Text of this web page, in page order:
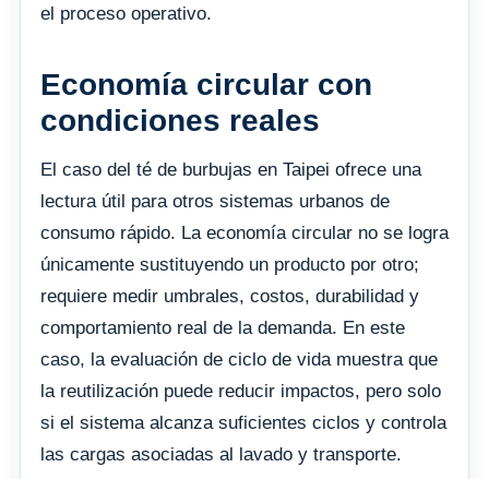
el proceso operativo.
Economía circular con
condiciones reales
El caso del té de burbujas en Taipei ofrece una
lectura útil para otros sistemas urbanos de
consumo rápido. La economía circular no se logra
únicamente sustituyendo un producto por otro;
requiere medir umbrales, costos, durabilidad y
comportamiento real de la demanda. En este
caso, la evaluación de ciclo de vida muestra que
la reutilización puede reducir impactos, pero solo
si el sistema alcanza suficientes ciclos y controla
las cargas asociadas al lavado y transporte.